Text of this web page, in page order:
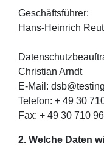
Geschäftsführer:
Hans-Heinrich
Christian Arndt
E-Mail:
Telefon: + 49 30
Fax: + 49 30 710
2. Welche Daten